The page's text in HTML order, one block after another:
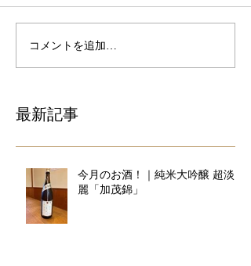
コメントを追加…
最新記事
今月のお酒！｜純米大吟醸 超淡
麗「加茂錦」